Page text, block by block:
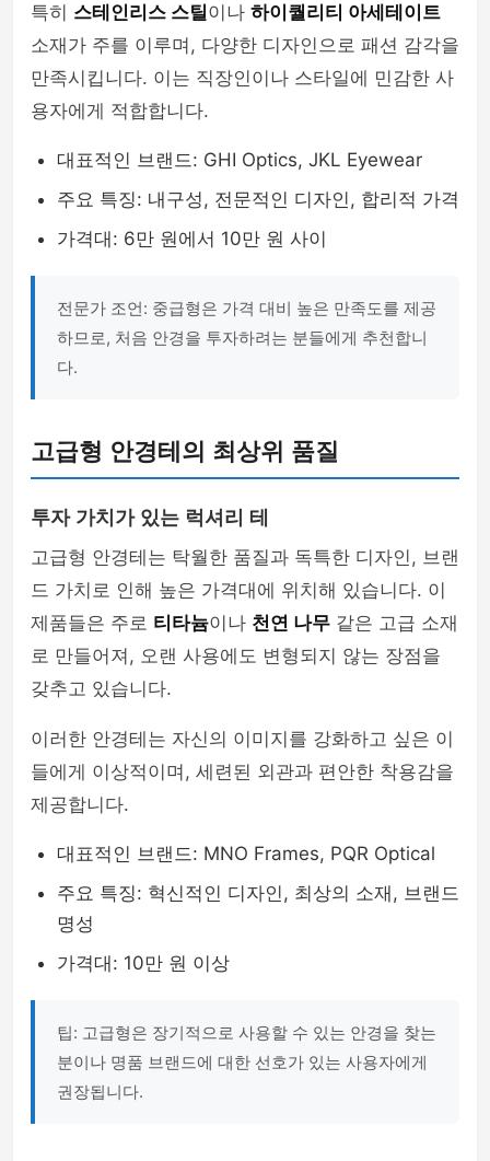
특히 스테인리스 스틸이나 하이퀄리티 아세테이트
소재가 주를 이루며, 다양한 디자인으로 패션 감각을
만족시킵니다. 이는 직장인이나 스타일에 민감한 사
용자에게 적합합니다.
대표적인 브랜드: GHI Optics, JKL Eyewear
주요 특징: 내구성, 전문적인 디자인, 합리적 가격
가격대: 6만 원에서 10만 원 사이
전문가 조언: 중급형은 가격 대비 높은 만족도를 제공
하므로, 처음 안경을 투자하려는 분들에게 추천합니
다.
고급형 안경테의 최상위 품질
투자 가치가 있는 럭셔리 테
고급형 안경테는 탁월한 품질과 독특한 디자인, 브랜
드 가치로 인해 높은 가격대에 위치해 있습니다. 이
제품들은 주로 티타늄이나 천연 나무 같은 고급 소재
로 만들어져, 오랜 사용에도 변형되지 않는 장점을
갖추고 있습니다.
이러한 안경테는 자신의 이미지를 강화하고 싶은 이
들에게 이상적이며, 세련된 외관과 편안한 착용감을
제공합니다.
대표적인 브랜드: MNO Frames, PQR Optical
주요 특징: 혁신적인 디자인, 최상의 소재, 브랜드
명성
가격대: 10만 원 이상
팁: 고급형은 장기적으로 사용할 수 있는 안경을 찾는
분이나 명품 브랜드에 대한 선호가 있는 사용자에게
권장됩니다.